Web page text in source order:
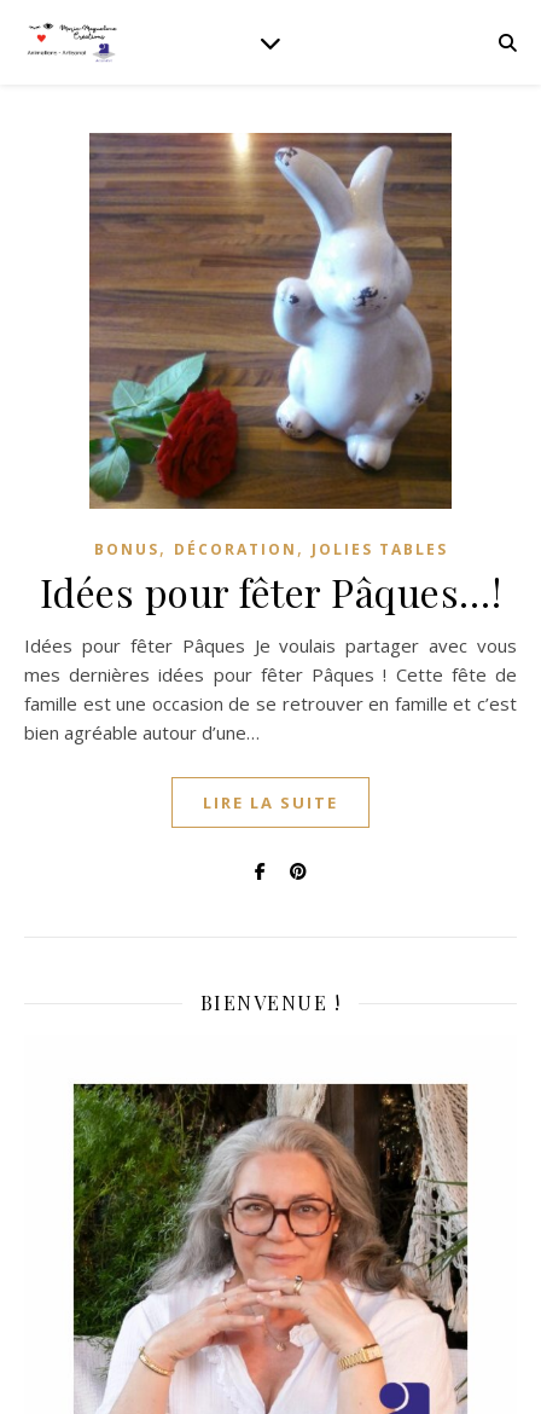
BONUS, DÉCORATION , JOLIES TABLES
Idées pour fêter Pâques…!
Idées pour fêter Pâques Je voulais partager avec vous
mes dernières idées pour fêter Pâques ! Cette fête de
famille est une occasion de se retrouver en famille et c’est
bien agréable autour d’une…
LIRE LA SUITE
BIENVENUE !